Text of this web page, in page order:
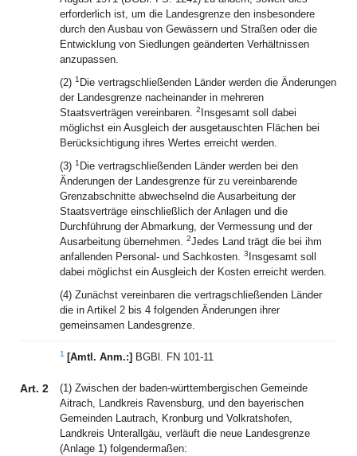
erforderlich ist, um die Landesgrenze den insbesondere
durch den Ausbau von Gewässern und Straßen oder die
Entwicklung von Siedlungen geänderten Verhältnissen
anzupassen.
(2) 1 Die vertragschließenden Länder werden die Änderungen
der Landesgrenze nacheinander in mehreren
Staatsverträgen vereinbaren. 2 Insgesamt soll dabei
möglichst ein Ausgleich der ausgetauschten Flächen bei
Berücksichtigung ihres Wertes erreicht werden.
(3) 1 Die vertragschließenden Länder werden bei den
Änderungen der Landesgrenze für zu vereinbarende
Grenzabschnitte abwechselnd die Ausarbeitung der
Staatsverträge einschließlich der Anlagen und die
Durchführung der Abmarkung, der Vermessung und der
Ausarbeitung übernehmen. 2Jedes Land trägt die bei ihm
anfallenden Personal- und Sachkosten. 3 Insgesamt soll
dabei möglichst ein Ausgleich der Kosten erreicht werden.
(4) Zunächst vereinbaren die vertragschließenden Länder
die in Artikel 2 bis 4 folgenden Änderungen ihrer
gemeinsamen Landesgrenze.
1 [Amtl. Anm.:] BGBl. FN 101-11
Art. 2
(1) Zwischen der baden-württembergischen Gemeinde
Aitrach, Landkreis Ravensburg, und den bayerischen
Gemeinden Lautrach, Kronburg und Volkratshofen,
Landkreis Unterallgäu, verläuft die neue Landesgrenze
(Anlage 1) folgendermaßen: